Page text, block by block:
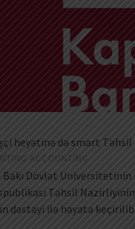
heyətinə də smart
ACCOUNTING
Bakı Dövlət
Təhsil
dəstəyi ilə həyata